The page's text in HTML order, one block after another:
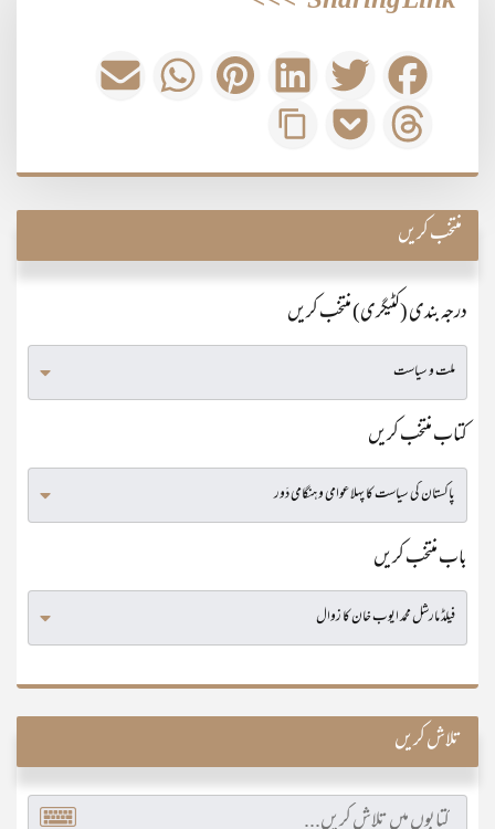
منتخب کریں
درجہ بندی (کٹیگری) منتخب کریں
کتاب منتخب کریں
باب منتخب کریں
تلاش کریں